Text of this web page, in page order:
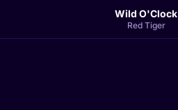
Wild O'Clock
Red Tiger